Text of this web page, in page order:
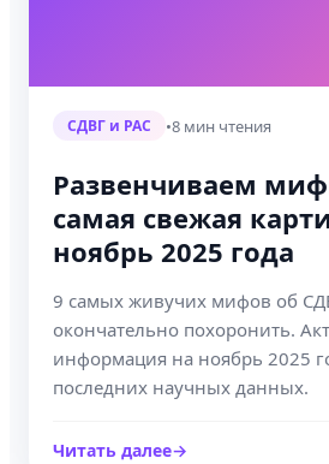
СДВГ и РАС •8 мин чтения
Развенчиваем
самая свежая
ноябрь 2025 года
9 самых живучих мифов об
окончательно похоронить.
информация на ноябрь 2025
последних научных данных.
Читать далее